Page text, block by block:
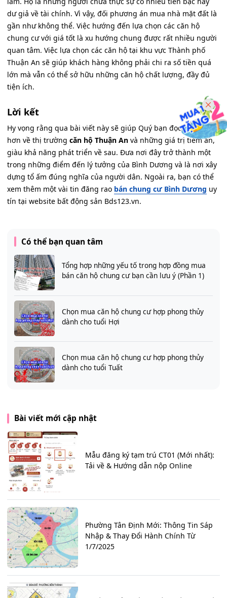
dư giả về tài chính. Vì vậy, đối phương án mua nhà mặt đất là
gần như không thể. Việc hướng đến lựa chọn các căn hộ
chung cư với giá tốt là xu hướng chung được rất nhiều người
quan tâm. Việc lựa chọn các căn hộ tại khu vực Thành phố
Thuận An sẽ giúp khách hàng không phải chi ra số tiền quá
lớn mà vẫn có thể sở hữu những căn hộ chất lượng, đầy đủ
tiện ích.
Lời kết
Hy vọng rằng qua bài viết này sẽ giúp Quý bạn đọc hiểu rõ
hơn về thị trường căn hộ Thuận An và những giá trị tiềm ẩn,
giàu khả năng phát triển về sau. Đưa nơi đây trở thành một
trong những điểm đến lý tưởng của Bình Dương và là nơi xây
dựng tổ ấm đúng nghĩa của người dân. Ngoài ra, bạn có thể
xem thêm một vài tin đăng rao bán chung cư Bình Dương uy
tín tại website bất động sản Bds123.vn.
Có thể bạn quan tâm
Tổng hợp những yếu tố trong hợp đồng mua
bán căn hộ chung cư bạn cần lưu ý (Phần 1)
Chọn mua căn hộ chung cư hợp phong thủy
dành cho tuổi Hợi
Chọn mua căn hộ chung cư hợp phong thủy
dành cho tuổi Tuất
Bài viết mới cập nhật
Mẫu đăng ký tạm trú CT01 (Mới nhất):
Tải về & Hướng dẫn nộp Online
Phường Tân Định Mới: Thông Tin Sáp
Nhập & Thay Đổi Hành Chính Từ
1/7/2025